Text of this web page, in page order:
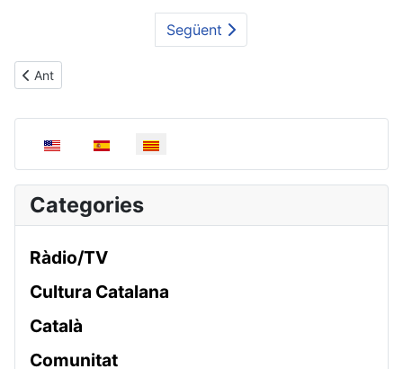
Següent
Article anterior: Classes de català | abril
Ant
Seleccioni el seu idioma
Categories
Ràdio/TV
Cultura Catalana
Català
Comunitat